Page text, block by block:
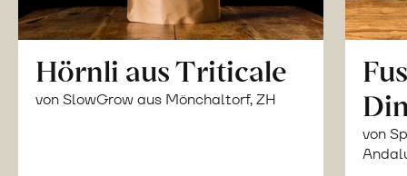
Hörnli aus Triticale
von SlowGrow aus Mönchaltorf, ZH
von